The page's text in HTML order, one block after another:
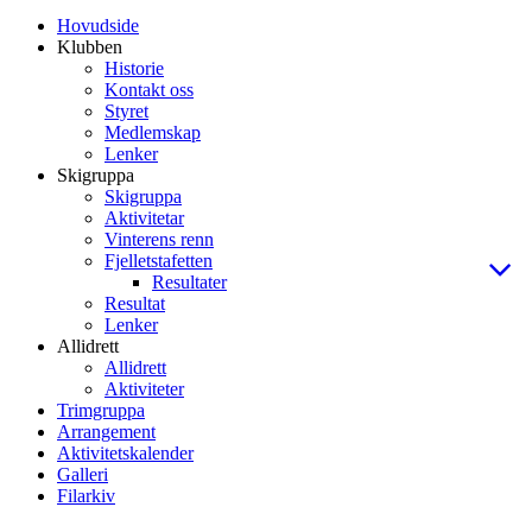
Hovudside
Klubben
Historie
Kontakt oss
Styret
Medlemskap
Lenker
Skigruppa
Skigruppa
Aktivitetar
Vinterens renn
Fjelletstafetten
Resultater
Resultat
Lenker
Allidrett
Allidrett
Aktiviteter
Trimgruppa
Arrangement
Aktivitetskalender
Galleri
Filarkiv